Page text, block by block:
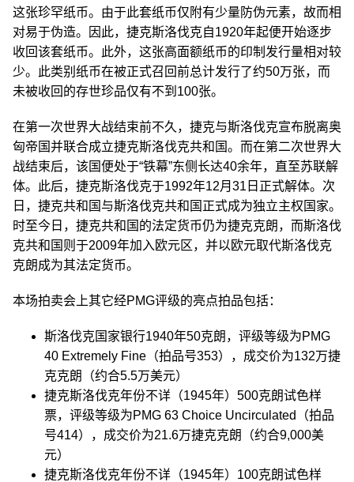
这张珍罕纸币。由于此套纸币仅附有少量防伪元素，故而相
对易于伪造。因此，捷克斯洛伐克自1920年起便开始逐步
收回该套纸币。此外，这张高面额纸币的印制发行量相对较
少。此类别纸币在被正式召回前总计发行了约50万张，而
未被收回的存世珍品仅有不到100张。
在第一次世界大战结束前不久，捷克与斯洛伐克宣布脱离奥
匈帝国并联合成立捷克斯洛伐克共和国。而在第二次世界大
战结束后，该国便处于“铁幕”东侧长达40余年，直至苏联解
体。此后，捷克斯洛伐克于1992年12月31日正式解体。次
日，捷克共和国与斯洛伐克共和国正式成为独立主权国家。
时至今日，捷克共和国的法定货币仍为捷克克朗，而斯洛伐
克共和国则于2009年加入欧元区，并以欧元取代斯洛伐克
克朗成为其法定货币。
本场拍卖会上其它经PMG评级的亮点拍品包括：
斯洛伐克国家银行1940年50克朗，评级等级为PMG
40 Extremely Fine（拍品号353），成交价为132万捷
克克朗（约合5.5万美元）
捷克斯洛伐克年份不详（1945年）500克朗试色样
票，评级等级为PMG 63 Choice Uncirculated（拍品
号414），成交价为21.6万捷克克朗（约合9,000美
元）
捷克斯洛伐克年份不详（1945年）100克朗试色样